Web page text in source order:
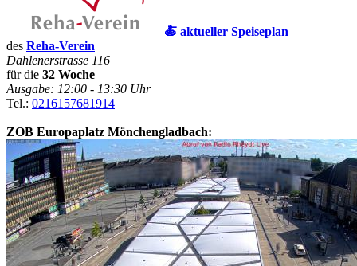
🍝 aktueller Speiseplan
des Reha-Verein
Dahlenerstrasse 116
für die 32 Woche
Ausgabe: 12:00 - 13:30 Uhr
Tel.: 0216157681914
ZOB Europaplatz Mönchengladbach: